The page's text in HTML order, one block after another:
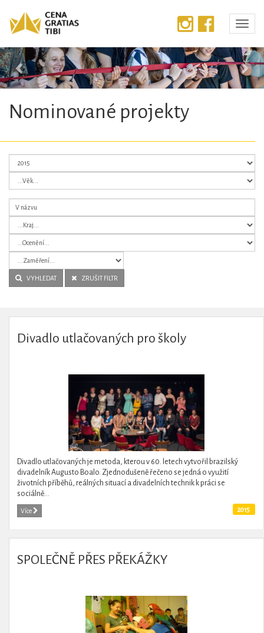
Předchozí
Nominované projekty
VYHLEDAT ZRUŠIT FILTR
Divadlo utlačovaných pro školy
Divadlo utlačovaných je metoda, kterou v 60. letech vytvořil brazilský
divadelník Augusto Boalo. Zjednodušeně řečeno se jedná o využití
životních příběhů, reálných situací a divadelních technik k práci se
sociálně...
Více 2015
SPOLEČNĚ PŘES PŘEKÁŽKY